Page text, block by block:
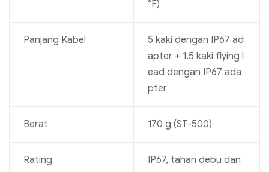
°F)
Panjang Kabel
5 kaki dengan IP67 ad
apter + 1.5 kaki flying l
ead dengan IP67 ada
pter
Berat 170 g (ST-500)
Rating
IP67, tahan debu dan